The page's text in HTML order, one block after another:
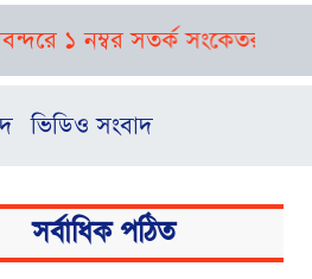
সতর্ক সংকেতরাষ্ট্রপতি
ভিডিও সংবাদ
সর্বাধিক পঠিত